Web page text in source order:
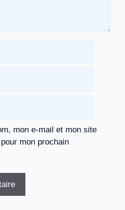
mon e-mail et mon site
mon prochain